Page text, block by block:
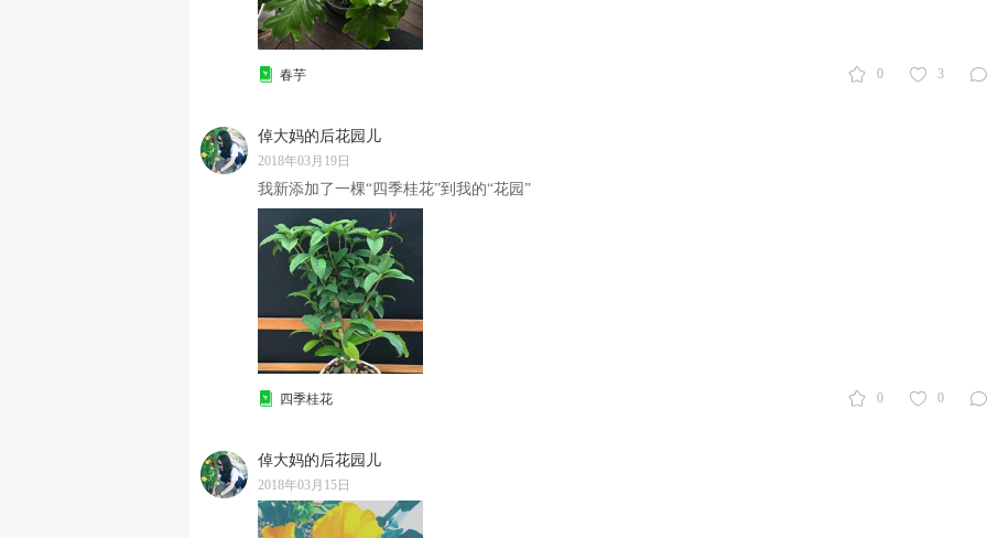
0 3
春芋
倬大妈的后花园儿
2018年03月19日
我新添加了一棵“四季桂花”到我的“花园”
0 0
四季桂花
倬大妈的后花园儿
2018年03月15日